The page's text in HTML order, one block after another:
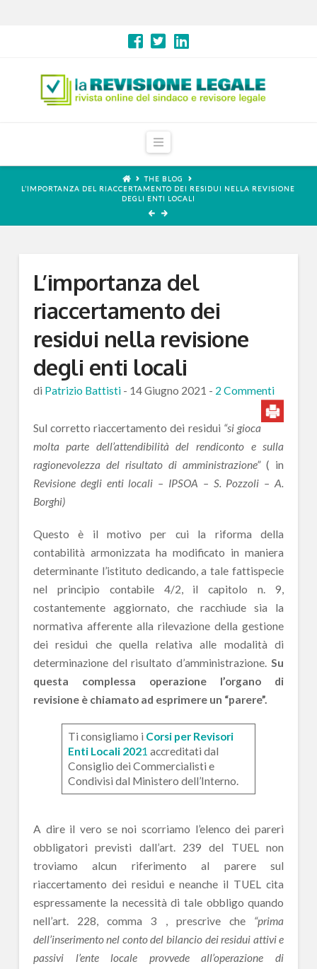
Navigation
THE BLOG
L’IMPORTANZA DEL RIACCERTAMENTO DEI RESIDUI NELLA REVISIONE
DEGLI ENTI LOCALI
L’importanza del
riaccertamento dei
residui nella revisione
degli enti locali
di Patrizio Battisti- 14 Giugno 2021 - 2 Commenti
Sul corretto riaccertamento dei residui “si gioca
molta parte dell’attendibilità del rendiconto e sulla
ragionevolezza del risultato di amministrazione”( in
Revisione degli enti locali – IPSOA – S. Pozzoli – A.
Borghi)
Questo è il motivo per cui la riforma della
contabilità armonizzata ha modificato in maniera
determinante l’istituto dedicando, a tale fattispecie
nel principio contabile 4/2, il capitolo n. 9,
costantemente aggiornato, che racchiude sia la
normativa afferente alla rilevazione della gestione
dei residui che quella relativa alle modalità di
determinazione del risultato d’amministrazione.Su
questa complessa operazione l’organo di
revisione è chiamato ad esprimere un “parere”.
Ti consigliamo i Corsi per Revisori
Enti Locali 2021 accreditati dal
Consiglio dei Commercialisti e
Condivisi dal Ministero dell’Interno.
A dire il vero se noi scorriamo l’elenco dei pareri
obbligatori previsti dall’art. 239 del TUEL non
troviamo alcun riferimento al parere sul
riaccertamento dei residui e neanche il TUEL cita
espressamente la necessità di tale obbligo quando
nell’art. 228, comma 3 , prescrive che “prima
dell’inserimento nel conto del bilancio dei residui attivi e
passivi l’ente locale provvede all’operazione di